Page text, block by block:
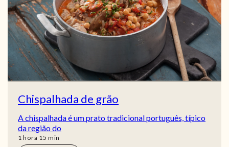
Chispalhada de grão
A chispalhada é um prato tradicional português, típico
da região do
1 hora
hora 15 min
min